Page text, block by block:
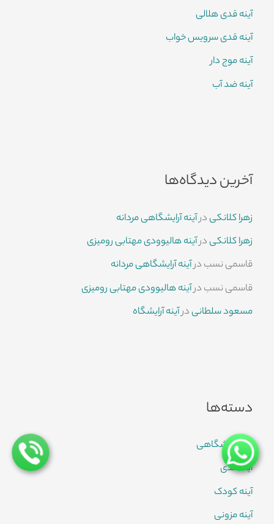
آینه قدی هلالی
آینه قدی سرویس خواب
آینه موج دار
آینه ضد آب
آخرین دیدگاه‌ها
زهرا کلانکیدرآینه آرایشگاهی مردانه
زهرا کلانکیدرآینه هالیوودی مهتابی رومیزی
قاسمی نسبدرآینه آرایشگاهی مردانه
قاسمی نسبدرآینه هالیوودی مهتابی رومیزی
مسعود سلطانیدرآینه آرایشگاه
دسته‌ها
آینه آرایشگاهی
آینه قدی
آینه کودک
آینه مزونی